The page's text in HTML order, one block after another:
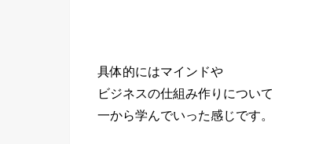
具体的にはマインドや
ビジネスの仕組み作りについて
一から学んでいった感じです。